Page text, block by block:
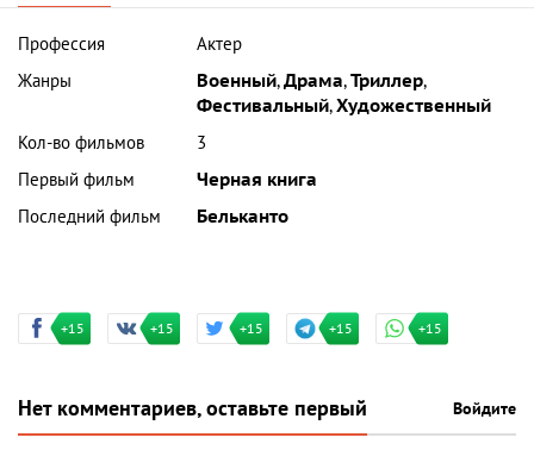
Профессия
Актер
Жанры
Военный,Драма,Триллер,
Фестивальный,Художественный
Кол-во фильмов
3
Первый фильм
Черная книга
Последний фильм
Бельканто
+15 +15 +15 +15 +15
Нет комментариев, оставьте первый Войдите